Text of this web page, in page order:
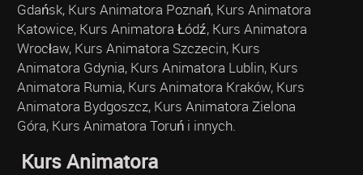
Gdańsk, Kurs Animatora Poznań, Kurs Animatora
Katowice, Kurs Animatora Łódź, Kurs Animatora
Wrocław, Kurs Animatora Szczecin, Kurs
Animatora Gdynia, Kurs Animatora Lublin, Kurs
Animatora Rumia, Kurs Animatora Kraków, Kurs
Animatora Bydgoszcz, Kurs Animatora Zielona
Góra, Kurs Animatora Toruń i innych.
Kurs Animatora